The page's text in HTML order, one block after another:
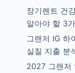
장기렌트 건
알아야 할 3
그랜저 IG 하
실질 지출 분
2027 그랜저